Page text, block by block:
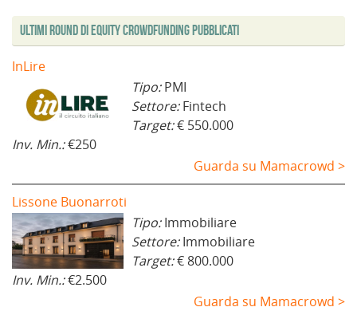
Ultimi Round di Equity Crowdfunding Pubblicati
InLire
Tipo:PMI
Settore:Fintech
Target:€ 550.000
Inv. Min.:€250
Guarda su Mamacrowd >
Lissone Buonarroti
Tipo:Immobiliare
Settore:Immobiliare
Target:€ 800.000
Inv. Min.:€2.500
Guarda su Mamacrowd >